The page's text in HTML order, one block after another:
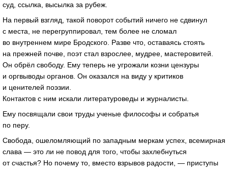
суд, ссылка, высылка за рубеж.
На первый взгляд, такой поворот событий ничего не сдвинул
с места, не перегруппировал, тем более не сломал
во внутреннем мире Бродского. Разве что, оставаясь стоять
на прежней почве, поэт стал взрослее, мудрее, мастеровитей.
Он обрёл свободу. Ему теперь не угрожали козни цензуры
и оргвыводы органов. Он оказался на виду у критиков
и ценителей поэзии.
Контактов с ним искали литературоведы и журналисты.
Ему посвящали свои труды ученые философы и собратья
по перу.
Свобода, ошеломляющий по западным меркам успех, всемирная
слава — это ли не повод для того, чтобы захлебнуться
от счастья? Но почему то, вместо взрывов радости, — приступы